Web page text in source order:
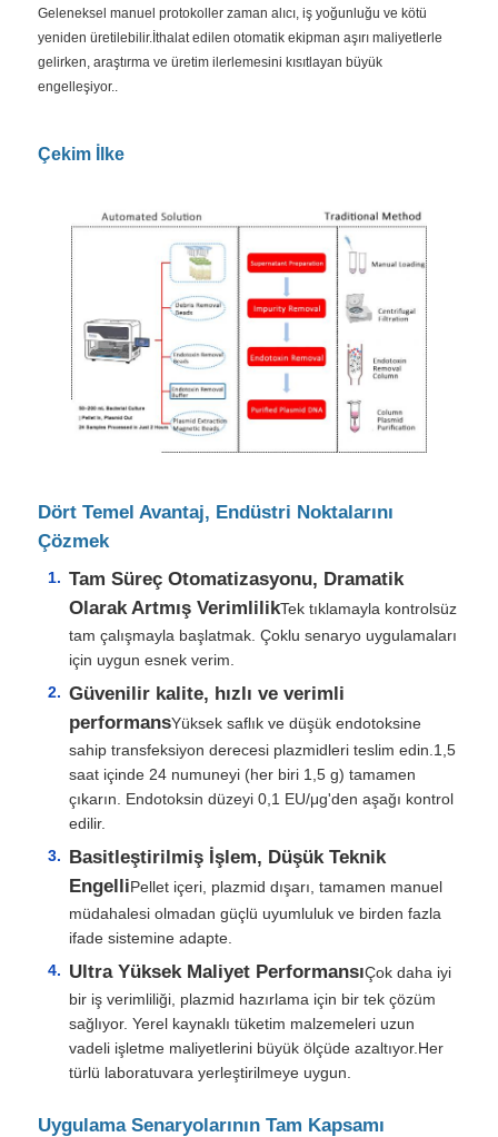
Ana Sayfa
Ürünler
Hakkımızda
Geleneksel manuel protokoller zaman alıcı, iş yoğunluğu ve kötü
yeniden üretilebilir.İthalat edilen otomatik ekipman aşırı maliyetlerle
gelirken, araştırma ve üretim ilerlemesini kısıtlayan büyük
engelleşiyor..
Çekim İlke
Dört Temel Avantaj, Endüstri Noktalarını
Çözmek
Tam Süreç Otomatizasyonu, Dramatik
Olarak Artmış VerimlilikTek tıklamayla kontrolsüz
tam çalışmayla başlatmak. Çoklu senaryo uygulamaları
için uygun esnek verim.
Güvenilir kalite, hızlı ve verimli
performansYüksek saflık ve düşük endotoksine
sahip transfeksiyon derecesi plazmidleri teslim edin.1,5
saat içinde 24 numuneyi (her biri 1,5 g) tamamen
çıkarın. Endotoksin düzeyi 0,1 EU/μg'den aşağı kontrol
edilir.
Basitleştirilmiş İşlem, Düşük Teknik
EngelliPellet içeri, plazmid dışarı, tamamen manuel
müdahalesi olmadan güçlü uyumluluk ve birden fazla
ifade sistemine adapte.
Ultra Yüksek Maliyet PerformansıÇok daha iyi
bir iş verimliliği, plazmid hazırlama için bir tek çözüm
sağlıyor. Yerel kaynaklı tüketim malzemeleri uzun
vadeli işletme maliyetlerini büyük ölçüde azaltıyor.Her
türlü laboratuvara yerleştirilmeye uygun.
Uygulama Senaryolarının Tam Kapsamı